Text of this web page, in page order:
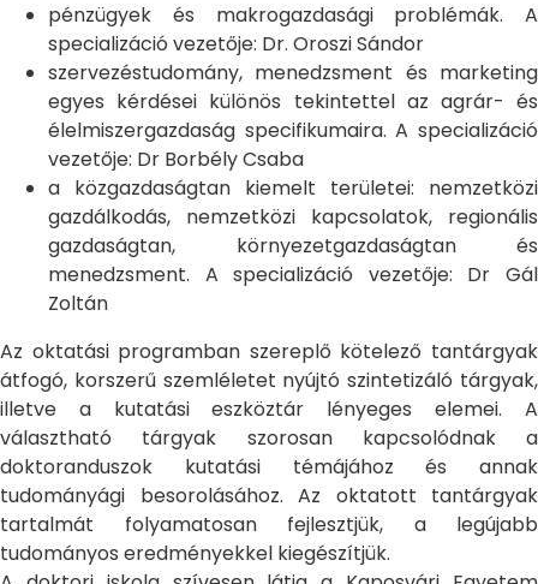
pénzügyek és makrogazdasági problémák. A
specializáció vezetője: Dr. Oroszi Sándor
szervezéstudomány, menedzsment és marketing
egyes kérdései különös tekintettel az agrár- és
élelmiszergazdaság specifikumaira. A specializáció
vezetője: Dr Borbély Csaba
a közgazdaságtan kiemelt területei: nemzetközi
gazdálkodás, nemzetközi kapcsolatok, regionális
gazdaságtan, környezetgazdaságtan és
menedzsment. A specializáció vezetője: Dr Gál
Zoltán
Az oktatási programban szereplő kötelező tantárgyak
átfogó, korszerű szemléletet nyújtó szintetizáló tárgyak,
illetve a kutatási eszköztár lényeges elemei. A
választható tárgyak szorosan kapcsolódnak a
doktoranduszok kutatási témájához és annak
tudományági besorolásához. Az oktatott tantárgyak
tartalmát folyamatosan fejlesztjük, a legújabb
tudományos eredményekkel kiegészítjük.